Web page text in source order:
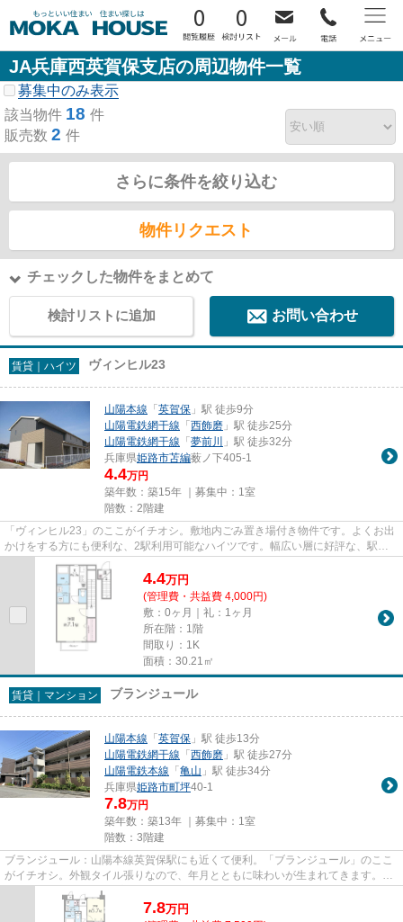
0 0
JA兵庫西英賀保支店の周辺物件一覧
募集中のみ表示
該当物件 18 件
販売数 2 件
さらに条件を絞り込む
物件リクエスト
チェックした物件をまとめて
検討リストに追加 お問い合わせ
賃貸｜ハイツ ヴィンヒル23
山陽本線 「英賀保 」駅 徒歩9分
山陽電鉄網干線 「西飾磨 」駅 徒歩25分
山陽電鉄網干線 「夢前川
」駅 徒歩32分
兵庫県姫路市苫編薮ノ下405-1
4.4万円
築年数：築15年 ｜募集中： 1室
階数：2階建
「ヴィンヒル23」のここがイチオシ。敷地内ごみ置き場付き物件です。よくお出
かけをする方にも便利な、2駅利用可能なハイツです。幅広い層に好評な、駅か
ら徒歩9分に立地する物件です...
4.4万円
(管理費・共益費 4,000円)
敷：0ヶ月｜礼：1ヶ月
所在階：1階
間取り：1K
面積：30.21㎡
賃貸｜マンション ブランジュール
山陽本線 「英賀保 」駅 徒歩13分
山陽電鉄網干線 「西飾磨 」駅 徒歩27分
山陽電鉄本線 「亀山 」駅 徒歩34分
兵庫県姫路市町坪40-1
7.8万円
築年数：築13年 ｜募集中： 1室
階数：3階建
ブランジュール：山陽本線英賀保駅にも近くて便利。「ブランジュール」のここ
がイチオシ。外観タイル張りなので、年月とともに味わいが生まれてきます。こ
ちらはマンションタイプにな...
7.8万円